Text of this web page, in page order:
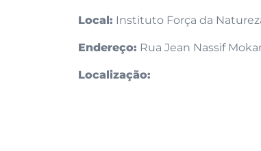
Local: Instituto Força da
Endereço: Rua Jean Nassif
Localização: